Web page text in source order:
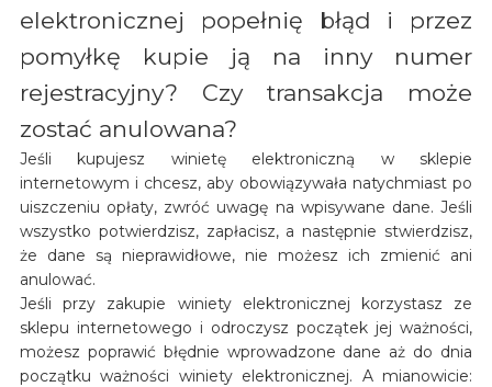
elektronicznej popełnię błąd i przez
pomyłkę kupie ją na inny numer
rejestracyjny? Czy transakcja może
zostać anulowana?
Jeśli kupujesz winietę elektroniczną w sklepie
internetowym i chcesz, aby obowiązywała natychmiast po
uiszczeniu opłaty, zwróć uwagę na wpisywane dane. Jeśli
wszystko potwierdzisz, zapłacisz, a następnie stwierdzisz,
że dane są nieprawidłowe, nie możesz ich zmienić ani
anulować.
Jeśli przy zakupie winiety elektronicznej korzystasz ze
sklepu internetowego i odroczysz początek jej ważności,
możesz poprawić błędnie wprowadzone dane aż do dnia
początku ważności winiety elektronicznej. A mianowicie: